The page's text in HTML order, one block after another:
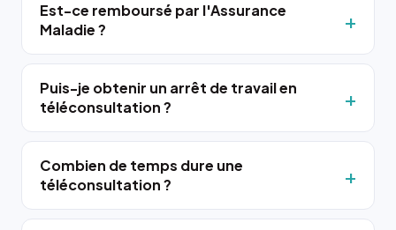
Est-ce remboursé par l'Assurance
Maladie ?
Puis-je obtenir un arrêt de travail en
téléconsultation ?
Combien de temps dure une
téléconsultation ?